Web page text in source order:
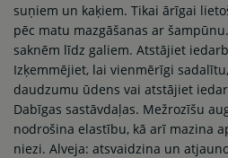
suņiem un kaķiem. Tikai ārīgai
pēc matu mazgāšanas ar
saknēm līdz galiem. Atstājiet
Izķemmējiet, lai vienmērīgi
daudzumu ūdens vai atstājiet
Dabīgas sastāvdaļas. Mežrozīšu
nodrošina elastību, kā arī mazina
niezi. Alveja: atsvaidzina un